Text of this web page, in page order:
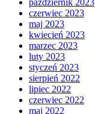
czerwiec 2023
maj 2023
kwiecień 2023
marzec 2023
luty 2023
styczeń 2023
sierpień 2022
lipiec 2022
czerwiec 2022
maj 2022